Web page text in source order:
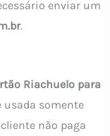
enviar um
.
Riachuelo para
usada somente
não paga